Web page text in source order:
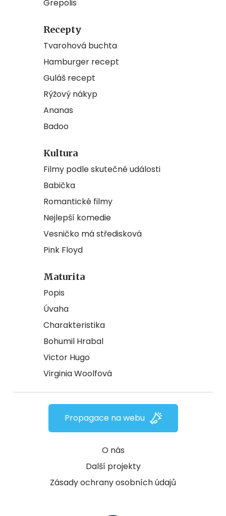
Grepolis
Recepty
Tvarohová buchta
Hamburger recept
Guláš recept
Rýžový nákyp
Ananas
Badoo
Kultura
Filmy podle skutečné události
Babička
Romantické filmy
Nejlepší komedie
Vesničko má středisková
Pink Floyd
Maturita
Popis
Úvaha
Charakteristika
Bohumil Hrabal
Victor Hugo
Virginia Woolfová
O nás
Další projekty
Zásady ochrany osobních údajů
Propagace na webu